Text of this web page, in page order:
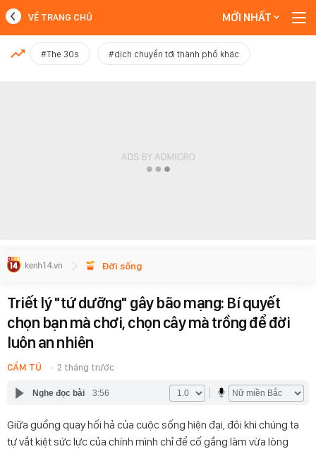
MỚI NHẤT
VỀ TRANG CHỦ MỚI NHẤT
#The 30s #dịch chuyển tới thành phố khác
Đời sống
Triết lý "tứ dưỡng" gây bão mạng: Bí quyết
chọn bạn mà chơi, chọn cây mà trồng để đời
luôn an nhiên
CẨM TÚ 2 tháng trước
Nghe đọc bài 3:56
Giữa guồng quay hối hả của cuộc sống hiện đại, đôi khi chúng ta
tự vắt kiệt sức lực của chính mình chỉ để cố gắng làm vừa lòng